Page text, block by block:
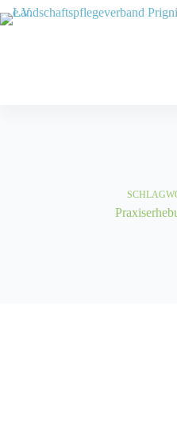
Zum
Inhalt